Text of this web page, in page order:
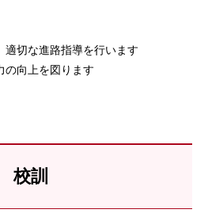
適切な進路指導を行います
の向上を図ります
校訓